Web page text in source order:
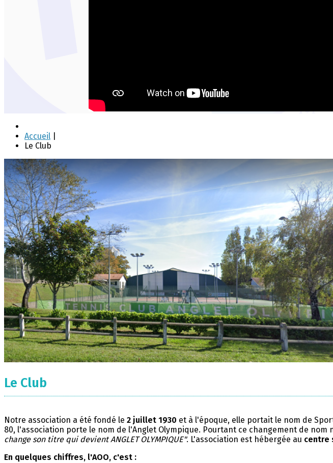
Accueil
Le Club
Le Club
Notre association a été fondé le 2 juillet 1930 et à l'époque, elle portait le nom de
80, l'association porte le nom de l'Anglet Olympique. Pourtant ce changement de nom
change son titre qui devient ANGLET OLYMPIQUE". L'association est hébergée au centre
En quelques chiffres, l'AOO, c'est :